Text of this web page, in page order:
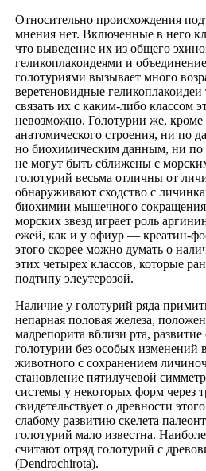
Относительно происхождения
мнения нет. Включенные в него
что выведение их из общего
геликоплакоидеями и
голотуриями вызывает много
веретеновидные геликоплакоидеи
связать их с каким-либо классом
невозможно. Голотурии же, кроме
анатомического строения, ни по
но биохимическим данным, ни по
не могут быть сближены с
голотурий весьма отличны от
обнаруживают сходство с
биохимии мышечного
морских звезд играет роль
ежей, как и у офиур — креатин-
этого скорее можно думать о
этих четырех классов, которые
подтипу элеутерозой.
Наличие у голотурий ряда
непарная половая железа,
мадрепорита вблизи рта,
голотурии без особых изменений
животного с сохранением
становление пятилучевой
системы у некоторых форм через
свидетельствует о древности
слабому развитию скелета
голотурий мало известна.
считают отряд голотурий с
(Dendrochirota).